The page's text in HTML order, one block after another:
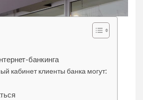
банкинга
кабинет клиенты банка могут: